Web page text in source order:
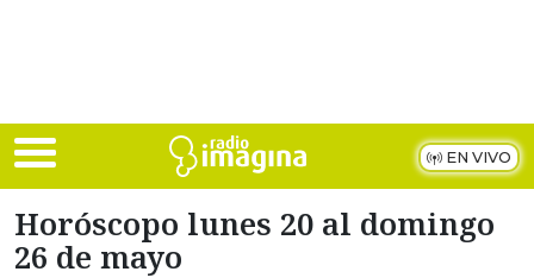
EN VIVO
Horóscopo lunes 20 al domingo
26 de mayo